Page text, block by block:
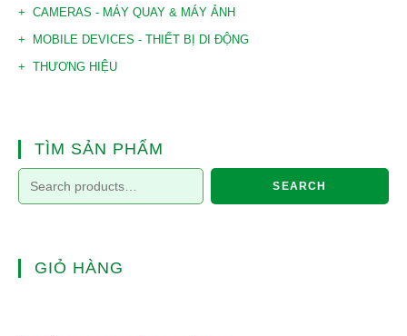
CAMERAS - MÁY QUAY & MÁY ẢNH
MOBILE DEVICES - THIẾT BỊ DI ĐỘNG
THƯƠNG HIỆU
TÌM SẢN PHẨM
SEARCH
GIỎ HÀNG